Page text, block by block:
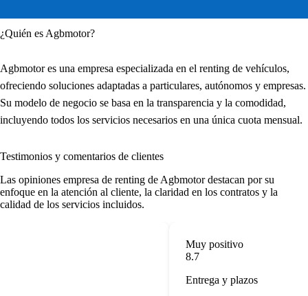
¿Quién es Agbmotor?
Agbmotor es una empresa especializada en el renting de vehículos,
ofreciendo soluciones adaptadas a particulares, autónomos y empresas.
Su modelo de negocio se basa en la transparencia y la comodidad,
incluyendo todos los servicios necesarios en una única cuota mensual.
Testimonios y comentarios de clientes
Las opiniones empresa de renting de Agbmotor destacan por su
enfoque en la atención al cliente, la claridad en los contratos y la
calidad de los servicios incluidos.
Muy positivo
8.7
Entrega y plazos